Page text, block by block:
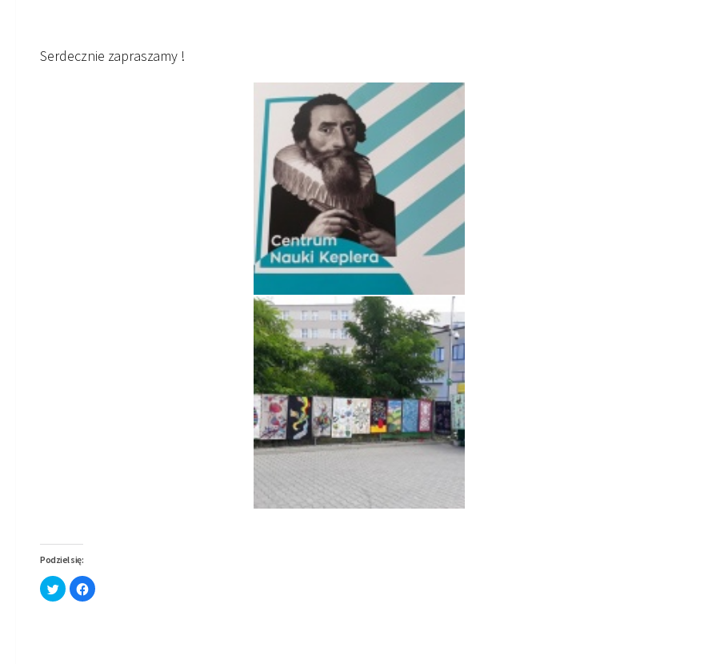
Serdecznie zapraszamy !
Podziel się:
Click
to
share
Click
to